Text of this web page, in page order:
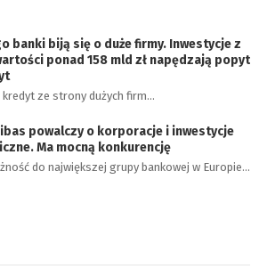
banki biją się o duże firmy. Inwestycje z
ponad 158 mld zł napędzają popyt
kredyt ze strony dużych firm…
powalczy o korporacje i inwestycje
Ma mocną konkurencję
do największej grupy bankowej w Europie…